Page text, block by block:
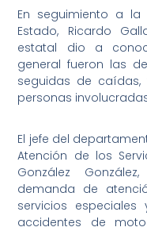
En seguimiento a la
Estado, Ricardo
estatal dio a
general fueron las
seguidas de
personas
El jefe del
Atención de los
González
demanda de
servicios
accidentes de